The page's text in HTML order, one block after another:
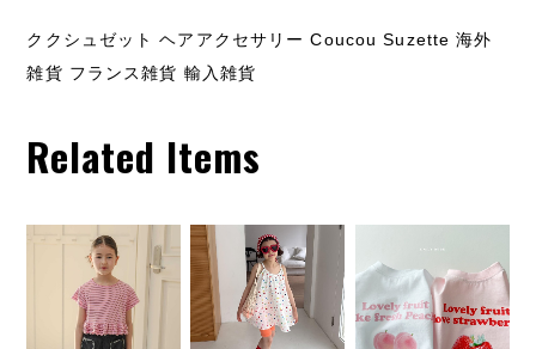
ククシュゼット ヘアアクセサリー Coucou Suzette 海外
雑貨 フランス雑貨 輸入雑貨
Related Items